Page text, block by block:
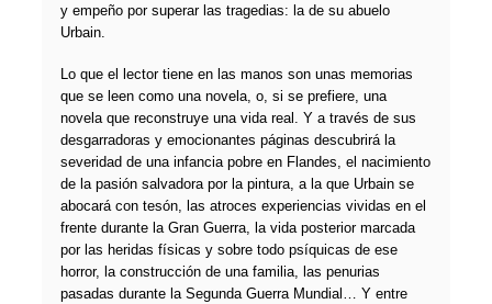
y empeño por superar las tragedias: la de su abuelo
Urbain.
Lo que el lector tiene en las manos son unas memorias
que se leen como una novela, o, si se prefiere, una
novela que reconstruye una vida real. Y a través de sus
desgarradoras y emocionantes páginas descubrirá la
severidad de una infancia pobre en Flandes, el nacimiento
de la pasión salvadora por la pintura, a la que Urbain se
abocará con tesón, las atroces experiencias vividas en el
frente durante la Gran Guerra, la vida posterior marcada
por las heridas físicas y sobre todo psíquicas de ese
horror, la construcción de una familia, las penurias
pasadas durante la Segunda Guerra Mundial… Y entre